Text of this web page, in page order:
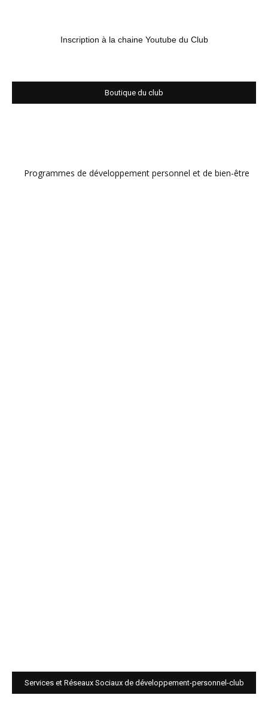
Inscription à la chaine Youtube du Club
Boutique du club
Programmes de développement personnel et de bien-être
Services et Réseaux Sociaux de développement-personnel-club